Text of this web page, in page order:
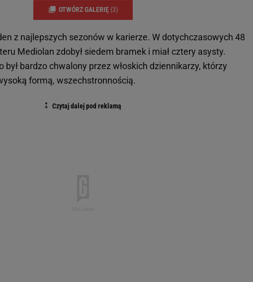
OTWÓRZ GALERIĘ (3)
z najlepszych sezonów w karierze. W dotychczasowych 48
Mediolan zdobył siedem bramek i miał cztery asysty.
był bardzo chwalony przez włoskich dziennikarzy, którzy
formą, wszechstronnością.